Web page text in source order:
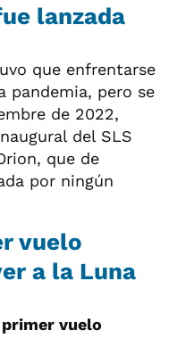
lanzada
que enfrentarse
pandemia, pero se
de 2022,
del SLS
que de
por ningún
vuelo
a la Luna
vuelo